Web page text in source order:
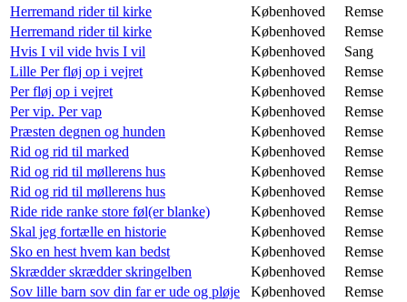
Herremand rider til kirke
Københoved
Remse
Herremand rider til kirke
Københoved
Remse
Hvis I vil vide hvis I vil
Københoved
Sang
Lille Per fløj op i vejret
Københoved
Remse
Per fløj op i vejret
Københoved
Remse
Per vip. Per vap
Københoved
Remse
Præsten degnen og hunden
Københoved
Remse
Rid og rid til marked
Københoved
Remse
Rid og rid til møllerens hus
Københoved
Remse
Rid og rid til møllerens hus
Københoved
Remse
Ride ride ranke store føl(er blanke)
Københoved
Remse
Skal jeg fortælle en historie
Københoved
Remse
Sko en hest hvem kan bedst
Københoved
Remse
Skrædder skrædder skringelben
Københoved
Remse
Sov lille barn sov din far er ude og pløje
Københoved
Remse